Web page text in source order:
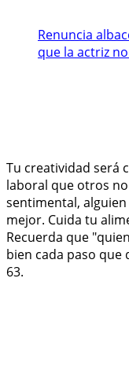
Renuncia
que la actriz
Tu creatividad será
laboral que otros
sentimental,
mejor. Cuida tu
Recuerda que
bien cada paso que
63.